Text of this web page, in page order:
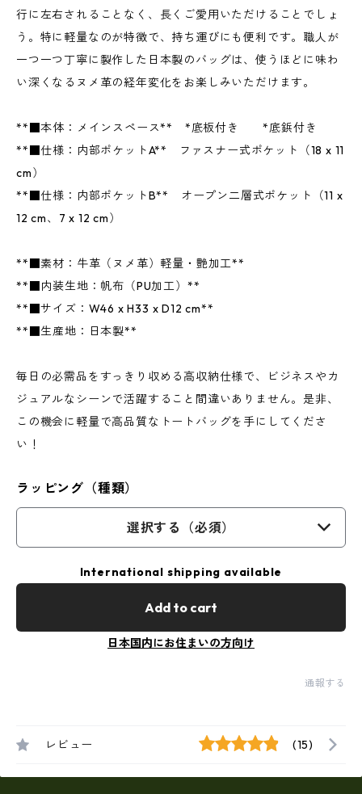
行に左右されることなく、長くご愛用いただけることでしょ
う。特に軽量なのが特徴で、持ち運びにも便利です。職人が
一つ一つ丁寧に製作した日本製のバッグは、使うほどに味わ
い深くなるヌメ革の経年変化をお楽しみいただけます。
**■本体：メインスペース** *底板付き *底鋲付き
**■仕様：内部ポケットA** ファスナー式ポケット（18 x 11
cm）
**■仕様：内部ポケットB** オープン二層式ポケット（11 x
12 cm、7 x 12 cm）
**■素材：牛革（ヌメ革）軽量・艶加工**
**■内装生地：帆布（PU加工）**
**■サイズ：W46 x H33 x D12 cm**
**■生産地：日本製**
毎日の必需品をすっきり収める高収納仕様で、ビジネスやカ
ジュアルなシーンで活躍すること間違いありません。是非、
この機会に軽量で高品質なトートバッグを手にしてくださ
い！
ラッピング（種類）
選択する（必須）
International shipping available
Add to cart
日本国内にお住まいの方向け
通報する
レビュー (15)